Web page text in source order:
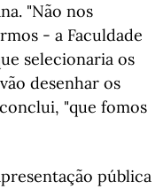
"Não nos
- a Faculdade
selecionaria os
desenhar os
"que fomos
pública